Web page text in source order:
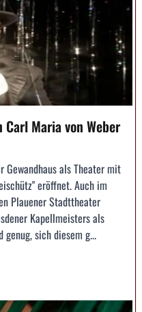
Maria von Weber
Gewandhaus als Theater mit
eröffnet. Auch im
Plauener Stadttheater
Kapellmeisters als
sich diesem g...